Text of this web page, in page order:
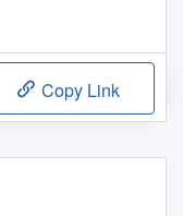
Copy Link